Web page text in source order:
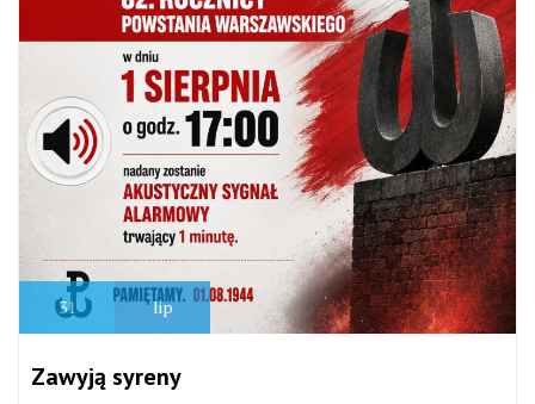
31 lip
Zawyją syreny